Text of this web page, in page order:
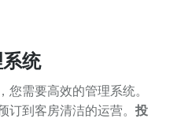
统
需要高效的管理系统。
到客房清洁的运营。 投